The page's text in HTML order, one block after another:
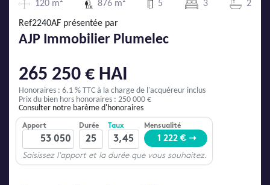
AJP Recrute
AJP Actualités
Service Qualité Clients
120 m² 876 m² 5 3 2
Ref2240AF présentée par
AJP Immobilier Plumelec
265 250 € HAI
Honoraires : 6.1 % TTC à la charge de l'acquéreur inclus
Prix du bien hors honoraires : 250 000 €
Consulter notre barème d'honoraires